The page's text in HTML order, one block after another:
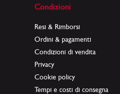
Condizioni
Resi & Rimborsi
Ordini & pagamenti
Condizioni di vendita
Privacy
Cookie policy
Tempi e costi di consegna